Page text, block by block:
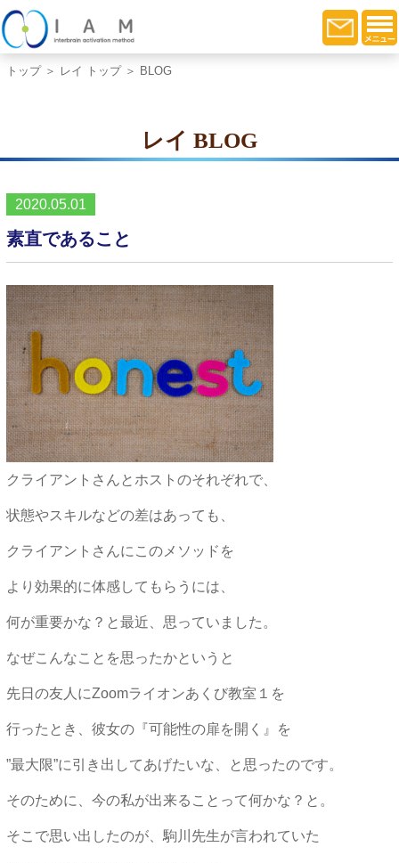
トップ＞ レイ トップ＞ BLOG
レイ BLOG
2020.05.01
素直であること
クライアントさんとホストのそれぞれで、
状態やスキルなどの差はあっても、
クライアントさんにこのメソッドを
より効果的に体感してもらうには、
何が重要かな？と最近、思っていました。
なぜこんなことを思ったかというと
先日の友人にZoomライオンあくび教室１を
行ったとき、彼女の『可能性の扉を開く』を
”最大限”に引き出してあげたいな、と思ったのです。
そのために、今の私が出来ることって何かな？と。
そこで思い出したのが、駒川先生が言われていた